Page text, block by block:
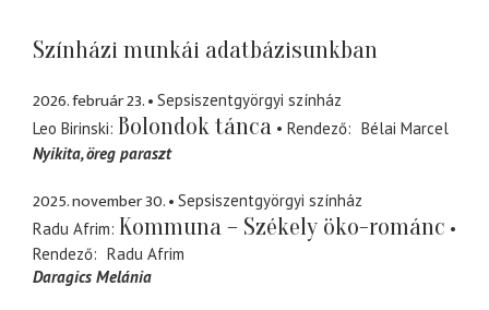
Színházi munkái adatbázisunkban
2026. február 23.
Sepsiszentgyörgyi színház
Leo Birinski Bolondok tánca Rendező
Bélai Marcel
Nyikita öreg paraszt
2025. november 30.
Sepsiszentgyörgyi színház
Radu Afrim Kommuna – Székely öko-románc
Rendező
Radu Afrim
Daragics Melánia